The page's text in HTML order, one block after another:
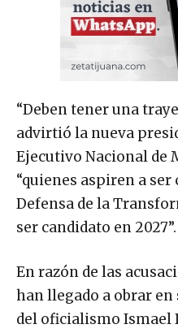
“Deben tener una
advirtió la nueva
Ejecutivo Nacional de
“quienes aspiren a ser
Defensa de la
ser candidato en 2027”.
En razón de las
han llegado a obrar
del oficialismo Ismael